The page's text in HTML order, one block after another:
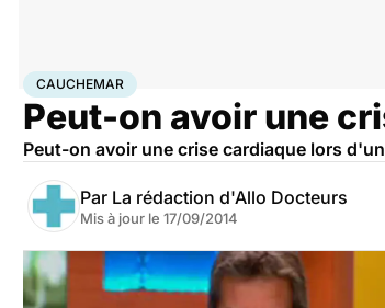
AccueilSantéCauchemar
CAUCHEMAR
Peut-on avoir une
Peut-on avoir une crise cardiaque lors
Par La rédaction d'Allo Docteurs
Mis à jour le 17/09/2014